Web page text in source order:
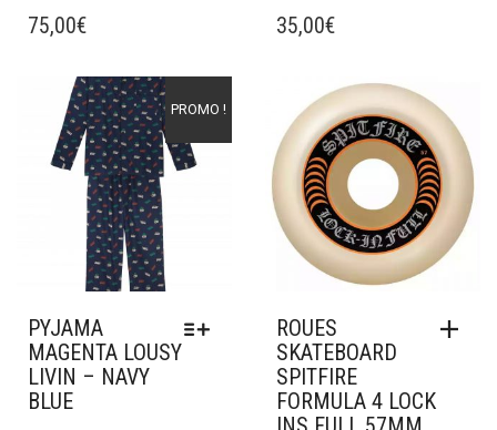
75,00€
35,00€
Ajouter à mes favorisPROMO !
PYJAMA
MAGENTA LOUSY
LIVIN – NAVY
BLUE
Ajouter à mes favoris
ROUES
SKATEBOARD
SPITFIRE
FORMULA 4 LOCK